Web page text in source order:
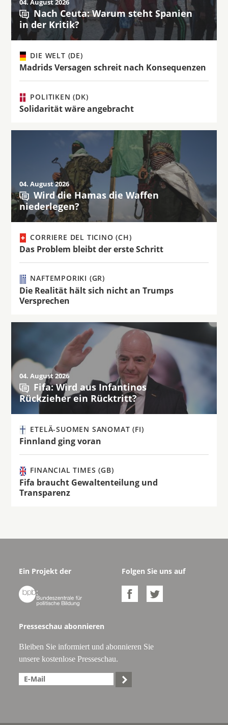
04. August 2026
Nach Ceuta: Warum steht Spanien
in der Kritik?
DIE WELT (DE)
Madrids Versagen schreit nach Konsequenzen
POLITIKEN (DK)
Solidarität wäre angebracht
04. August 2026
Wird die Hamas die Waffen
niederlegen?
CORRIERE DEL TICINO (CH)
Das Problem bleibt der erste Schritt
NAFTEMPORIKI (GR)
Die Realität hält sich nicht an Trumps
Versprechen
04. August 2026
Fifa: Wird aus Infantinos
Rückzieher ein Rücktritt?
ETELÄ-SUOMEN SANOMAT (FI)
Finnland ging voran
FINANCIAL TIMES (GB)
Fifa braucht Gewaltenteilung und
Transparenz
Ein Projekt der

Folgen Sie uns auf
 
Presseschau abonnieren
Bleiben Sie informiert und abonnieren Sie
unsere kostenlose Presseschau.
